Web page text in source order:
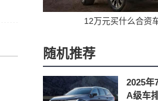
12万元买什么合资
随机推荐
2025年
A级车